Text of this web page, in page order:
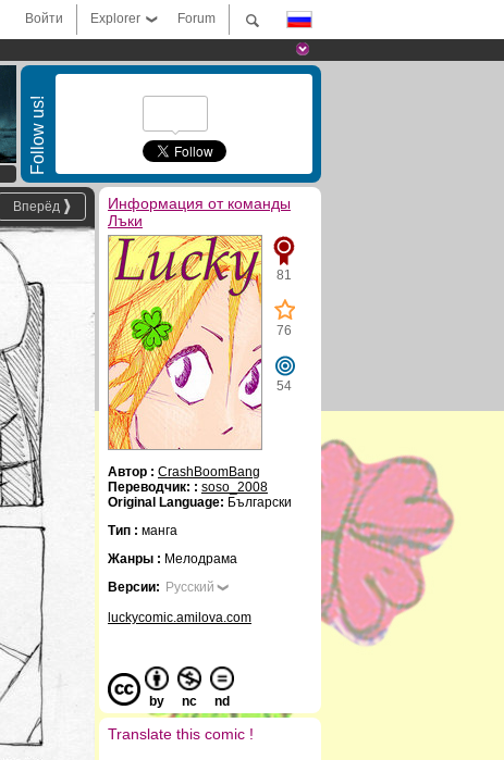
Forum
Explorer
Войти
Follow us!
Вперёд
Информация от команды
Лъки
81
76
54
Автор : CrashBoomBang
Переводчик: : soso_2008
Original Language: Български
Тип : манга
Жанры : Мелодрама
Версии: Русский
luckycomic.amilova.com
by nc nd
Translate this comic !